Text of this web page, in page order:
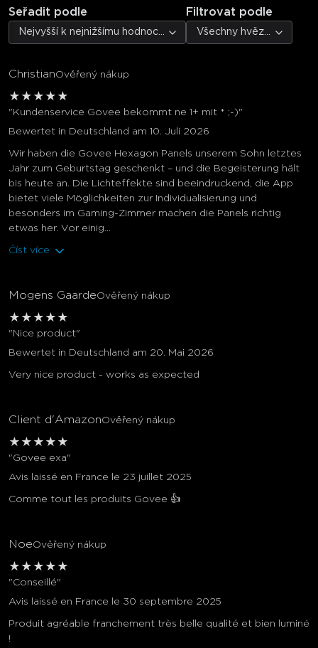
Seřadit podle
Nejvyšší k nejnižšímu hodnocení
Filtrovat podle
Všechny hvězdičky
ChristianOvěřený nákup
★ ★ ★ ★ ★
"Kundenservice Govee bekommt ne 1+ mit * ;-)"
Bewertet in Deutschland am 10. Juli 2026
Wir haben die Govee Hexagon Panels unserem Sohn letztes
Jahr zum Geburtstag geschenkt – und die Begeisterung hält
bis heute an. Die Lichteffekte sind beeindruckend, die App
bietet viele Möglichkeiten zur Individualisierung und
besonders im Gaming-Zimmer machen die Panels richtig
etwas her. Vor einig...
Číst více
Mogens GaardeOvěřený nákup
★ ★ ★ ★ ★
"Nice product"
Bewertet in Deutschland am 20. Mai 2026
Very nice product - works as expected
Client d'AmazonOvěřený nákup
★ ★ ★ ★ ★
"Govee exa"
Avis laissé en France le 23 juillet 2025
Comme tout les produits Govee 👍
NoeOvěřený nákup
★ ★ ★ ★ ★
"Conseillé"
Avis laissé en France le 30 septembre 2025
Produit agréable franchement très belle qualité et bien luminé
!